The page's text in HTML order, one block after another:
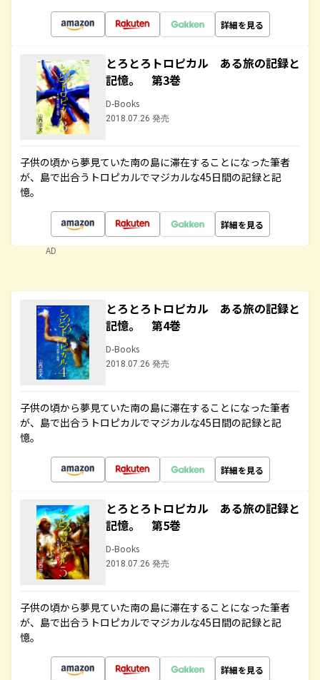
詳細を見る
とろとろトロピカル ある旅の記録と
記憶。 第3巻
D-Books
2018.07.26 発売
子供の頃から夢見ていた南の島に滞在することになった筆者
が、島で出合うトロピカルでマジカルな45日間の記録と記
憶。
詳細を見る
AD
とろとろトロピカル ある旅の記録と
記憶。 第4巻
D-Books
2018.07.26 発売
子供の頃から夢見ていた南の島に滞在することになった筆者
が、島で出合うトロピカルでマジカルな45日間の記録と記
憶。
詳細を見る
とろとろトロピカル ある旅の記録と
記憶。 第5巻
D-Books
2018.07.26 発売
子供の頃から夢見ていた南の島に滞在することになった筆者
が、島で出合うトロピカルでマジカルな45日間の記録と記
憶。
詳細を見る